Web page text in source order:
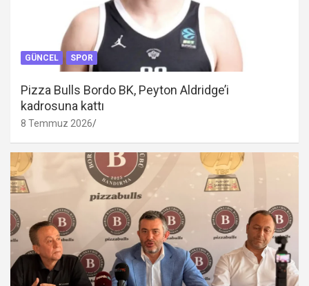
GÜNCEL SPOR
Pizza Bulls Bordo BK, Peyton Aldridge’i
kadrosuna kattı
8 Temmuz 2026